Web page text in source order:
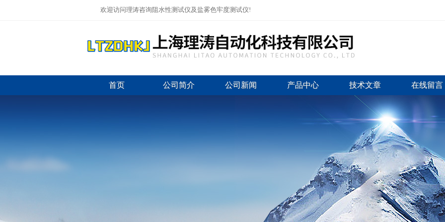
欢迎访问理涛咨询阻水性测试仪及盐雾色牢度测试仪!
首页 公司简介 公司新闻 产品中心 技术文章 在线留言